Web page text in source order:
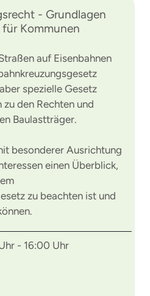
- Grundlagen
Kommunen
auf Eisenbahnen
spezielle Gesetz
den Rechten und
Baulastträger.
besonderer Ausrichtung
einen Überblick,
zu beachten ist und
- 16:00 Uhr